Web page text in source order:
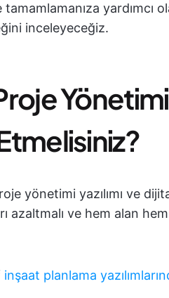
yardımcı
inceleyeceğiz.
Yönetimi
yönetimi yazılımı ve
azaltmalı ve hem alan
inşaat planlama